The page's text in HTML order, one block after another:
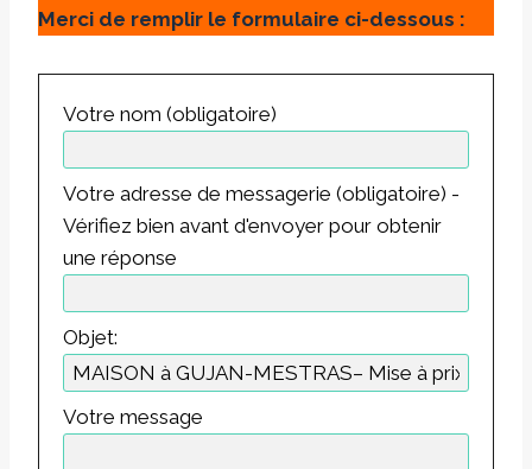
Merci de remplir le formulaire ci-dessous :
Votre nom (obligatoire)
Votre adresse de messagerie (obligatoire) -
Vérifiez bien avant d'envoyer pour obtenir
une réponse
Objet:
Votre message